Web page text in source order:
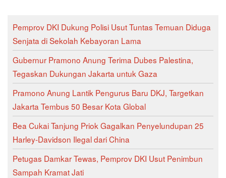
Pemprov DKI Dukung Polisi Usut Tuntas Temuan Diduga
Senjata di Sekolah Kebayoran Lama
Gubernur Pramono Anung Terima Dubes Palestina,
Tegaskan Dukungan Jakarta untuk Gaza
Pramono Anung Lantik Pengurus Baru DKJ, Targetkan
Jakarta Tembus 50 Besar Kota Global
Bea Cukai Tanjung Priok Gagalkan Penyelundupan 25
Harley-Davidson Ilegal dari China
Petugas Damkar Tewas, Pemprov DKI Usut Penimbun
Sampah Kramat Jati